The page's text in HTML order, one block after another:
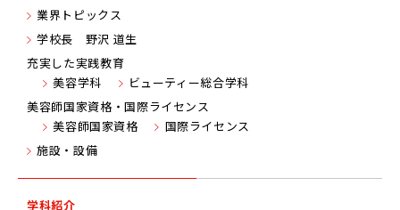
業界トピックス
学校長 野沢 道生
充実した実践教育
美容学科
ビューティー総合学科
美容師国家資格・国際ライセンス
美容師国家資格
国際ライセンス
施設・設備
学科紹介